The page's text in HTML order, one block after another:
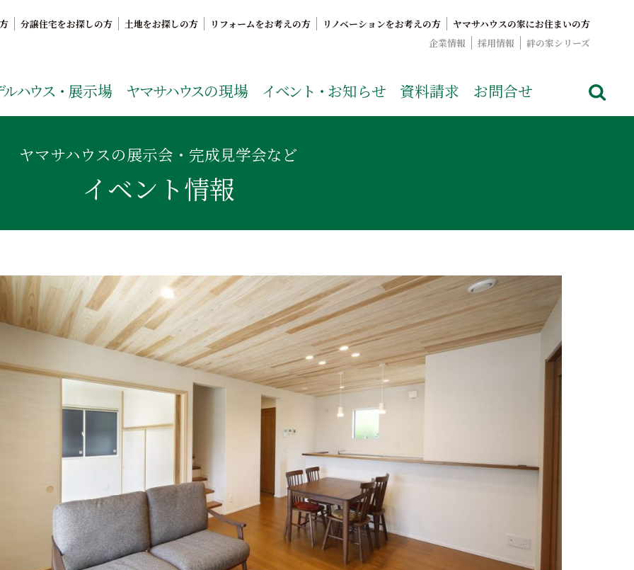
分譲住宅をお探しの方 土地をお探しの方 リフォームをお考えの方 リノベーションをお考えの方
ヤマサハウスの家にお住まいの方
企業情報
採用情報 絆の家シリーズ
ハウス・ 展示場 ヤマサハウスの現場 イベント・ お知らせ 資料請求 お問合せ
ヤマサハウスの展示会・完成見学会など
イベント情報